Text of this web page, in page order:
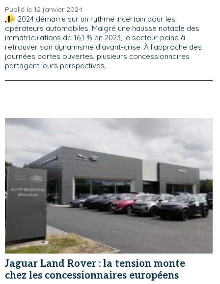
Publié le 12 janvier 2024
2024 démarre sur un rythme incertain pour les
opérateurs automobiles. Malgré une hausse notable des
immatriculations de 16,1 % en 2023, le secteur peine à
retrouver son dynamisme d'avant-crise. À l'approche des
journées portes ouvertes, plusieurs concessionnaires
partagent leurs perspectives.
Jaguar Land Rover : la tension monte
chez les concessionnaires européens